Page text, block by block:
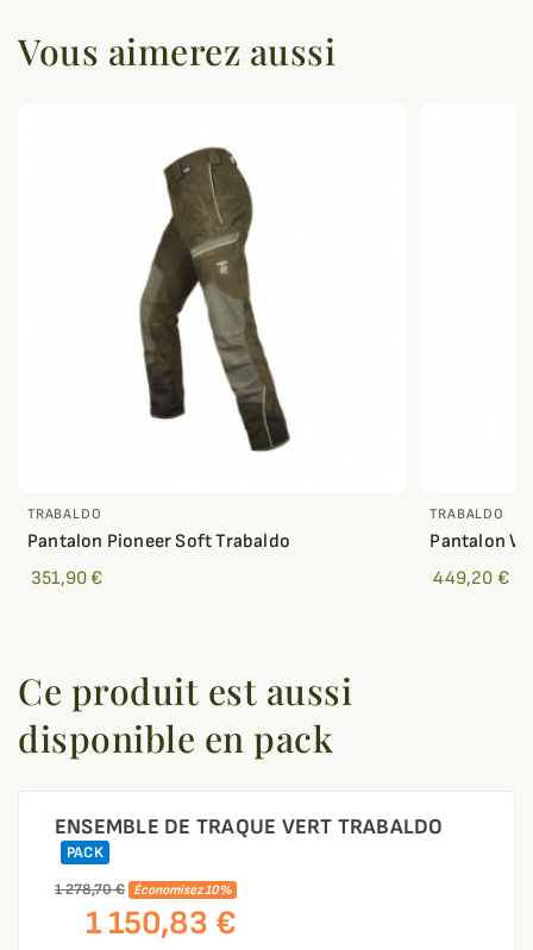
Vous aimerez aussi
TRABALDO
Pantalon Pioneer Soft Trabaldo
351,90 €
TRABALDO
Pantalon
449,20 €
Ce produit est aussi
disponible en pack
ENSEMBLE DE TRAQUE VERT TRABALDO
PACK
1 278,70 €
Économisez 10%
1 150,83 €